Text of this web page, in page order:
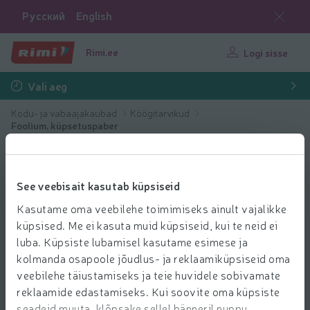
See veebisait kasutab küpsiseid
Kasutame oma veebilehe toimimiseks ainult vajalikke
küpsised. Me ei kasuta muid küpsiseid, kui te neid ei
luba. Küpsiste lubamisel kasutame esimese ja
kolmanda osapoole jõudlus- ja reklaamiküpsiseid oma
veebilehe täiustamiseks ja teie huvidele sobivamate
reklaamide edastamiseks. Kui soovite oma küpsiste
Русский English
Rimi.ee Logi sisse
Vali aeg
Kodu- ja vabaajakaubad
Köögitarvikud
Foolium, küpsetuspaber